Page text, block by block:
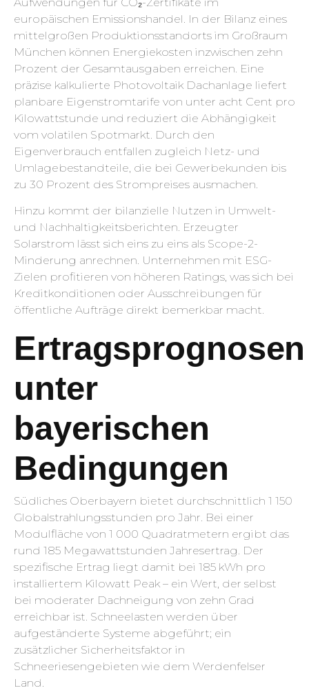
europäischen Emissionshandel. In der Bilanz eines
mittelgroßen Produktionsstandorts im Großraum
München können Energiekosten inzwischen zehn
Prozent der Gesamtausgaben erreichen. Eine
präzise kalkulierte Photovoltaik Dachanlage liefert
planbare Eigenstromtarife von unter acht Cent pro
Kilowattstunde und reduziert die Abhängigkeit
vom volatilen Spotmarkt. Durch den
Eigenverbrauch entfallen zugleich Netz- und
Umlagebestandteile, die bei Gewerbekunden bis
zu 30 Prozent des Strompreises ausmachen.
Hinzu kommt der bilanzielle Nutzen in Umwelt-
und Nachhaltigkeitsberichten. Erzeugter
Solarstrom lässt sich eins zu eins als Scope-2-
Minderung anrechnen. Unternehmen mit ESG-
Zielen profitieren von höheren Ratings, was sich bei
Kreditkonditionen oder Ausschreibungen für
öffentliche Aufträge direkt bemerkbar macht.
Ertragsprognosen
unter
bayerischen
Bedingungen
Südliches Oberbayern bietet durchschnittlich 1 150
Globalstrahlungsstunden pro Jahr. Bei einer
Modulfläche von 1 000 Quadratmetern ergibt das
rund 185 Megawattstunden Jahresertrag. Der
spezifische Ertrag liegt damit bei 185 kWh pro
installiertem Kilowatt Peak – ein Wert, der selbst
bei moderater Dachneigung von zehn Grad
erreichbar ist. Schneelasten werden über
aufgeständerte Systeme abgeführt; ein
zusätzlicher Sicherheitsfaktor in
Schneeriesengebieten wie dem Werdenfelser
Land.